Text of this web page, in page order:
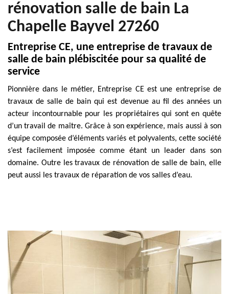
rénovation salle de bain La
Chapelle Bayvel 27260
Entreprise CE, une entreprise de travaux de
salle de bain plébiscitée pour sa qualité de
service
Pionnière dans le métier, Entreprise CE est une entreprise de
travaux de salle de bain qui est devenue au fil des années un
acteur incontournable pour les propriétaires qui sont en quête
d’un travail de maître. Grâce à son expérience, mais aussi à son
équipe composée d’éléments variés et polyvalents, cette société
s’est facilement imposée comme étant un leader dans son
domaine. Outre les travaux de rénovation de salle de bain, elle
peut aussi les travaux de réparation de vos salles d’eau.